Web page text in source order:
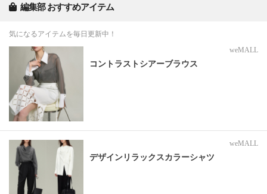
編集部 おすすめアイテム
気になるアイテムを毎日更新中！
weMALL
コントラストシアーブラウス
weMALL
デザインリラックスカラーシャツ